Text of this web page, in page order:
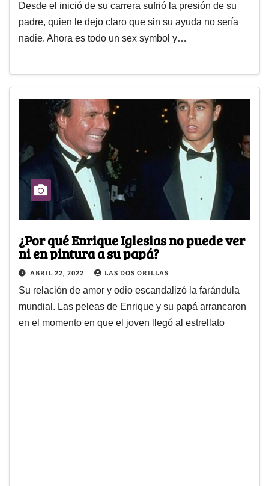
Desde el inició de su carrera sufrió la presión de su
padre, quien le dejo claro que sin su ayuda no sería
nadie. Ahora es todo un sex symbol y…
¿Por qué Enrique Iglesias no puede ver
ni en pintura a su papá?
ABRIL 22, 2022 LAS DOS ORILLAS
Su relación de amor y odio escandalizó la farándula
mundial. Las peleas de Enrique y su papá arrancaron
en el momento en que el joven llegó al estrellato